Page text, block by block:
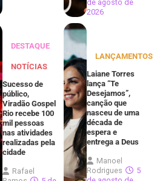
de agosto de
2026
DESTAQUE
NOTÍCIAS
Sucesso de
público,
Viradão Gospel
Rio recebe 100
mil pessoas
nas atividades
realizadas pela
cidade
Rafael
LANÇAMENTOS
Laiane Torres
lança “Te
Desejamos”,
canção que
nasceu de uma
década de
espera e
entrega a Deus
Manoel
Rodrigues
5